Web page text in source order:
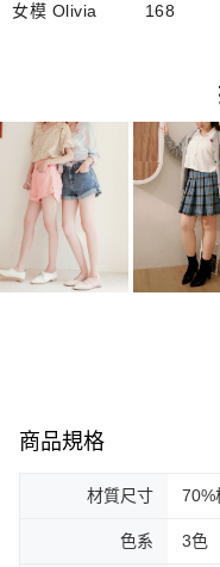
女模 Olivia 168
商品規格
材質尺寸 70%
色系 3色